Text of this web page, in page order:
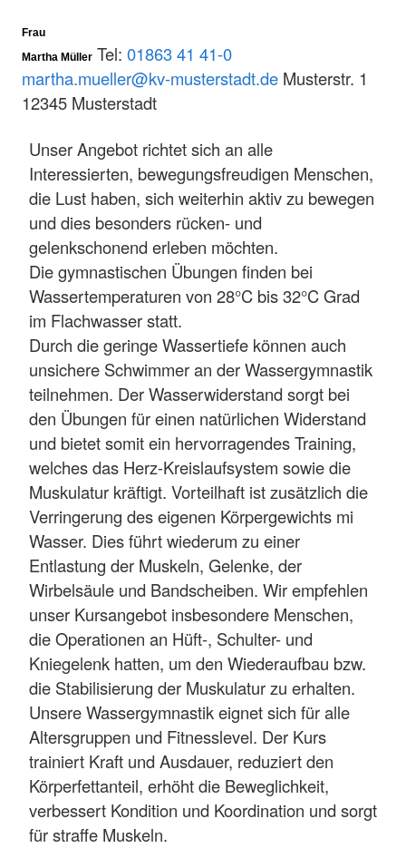
Frau
Martha Müller Tel: 01863 41 41-0
martha.mueller@kv-musterstadt.de Musterstr. 1
12345 Musterstadt
Unser Angebot richtet sich an alle
Interessierten, bewegungsfreudigen Menschen,
die Lust haben, sich weiterhin aktiv zu bewegen
und dies besonders rücken- und
gelenkschonend erleben möchten.
Die gymnastischen Übungen finden bei
Wassertemperaturen von 28°C bis 32°C Grad
im Flachwasser statt.
Durch die geringe Wassertiefe können auch
unsichere Schwimmer an der Wassergymnastik
teilnehmen. Der Wasserwiderstand sorgt bei
den Übungen für einen natürlichen Widerstand
und bietet somit ein hervorragendes Training,
welches das Herz-Kreislaufsystem sowie die
Muskulatur kräftigt. Vorteilhaft ist zusätzlich die
Verringerung des eigenen Körpergewichts mi
Wasser. Dies führt wiederum zu einer
Entlastung der Muskeln, Gelenke, der
Wirbelsäule und Bandscheiben. Wir empfehlen
unser Kursangebot insbesondere Menschen,
die Operationen an Hüft-, Schulter- und
Kniegelenk hatten, um den Wiederaufbau bzw.
die Stabilisierung der Muskulatur zu erhalten.
Unsere Wassergymnastik eignet sich für alle
Altersgruppen und Fitnesslevel. Der Kurs
trainiert Kraft und Ausdauer, reduziert den
Körperfettanteil, erhöht die Beweglichkeit,
verbessert Kondition und Koordination und sorgt
für straffe Muskeln.